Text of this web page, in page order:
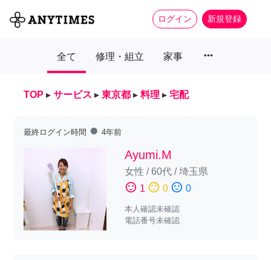
ログイン 新規登録
全て 修理・組立 家事 more_horiz
TOP ▸ サービス ▸ 東京都 ▸ 料理 ▸ 宅配
最終ログイン時間 fiber_manual_record 4年前
Ayumi.M
女性 /60代/埼玉県
sentiment_satisfied 1 sentiment_neutral 0 sentiment_dissatisfied 0
本人確認未確認
電話番号未確認